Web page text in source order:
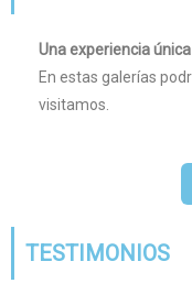
Una experiencia única
En estas galerías
visitamos.
TESTIMONIOS